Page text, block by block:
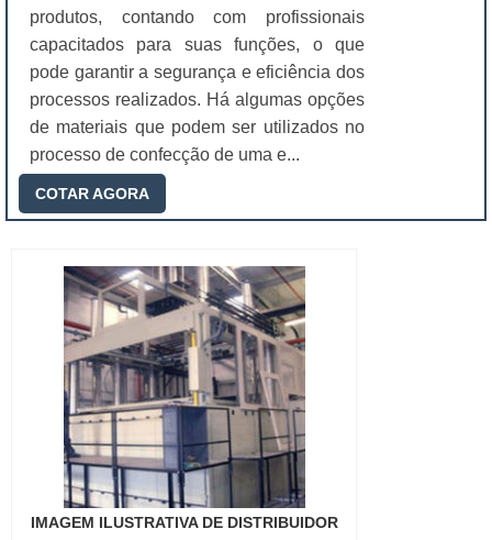
produtos, contando com profissionais
capacitados para suas funções, o que
pode garantir a segurança e eficiência dos
processos realizados. Há algumas opções
de materiais que podem ser utilizados no
processo de confecção de uma e...
COTAR AGORA
IMAGEM ILUSTRATIVA DE DISTRIBUIDOR